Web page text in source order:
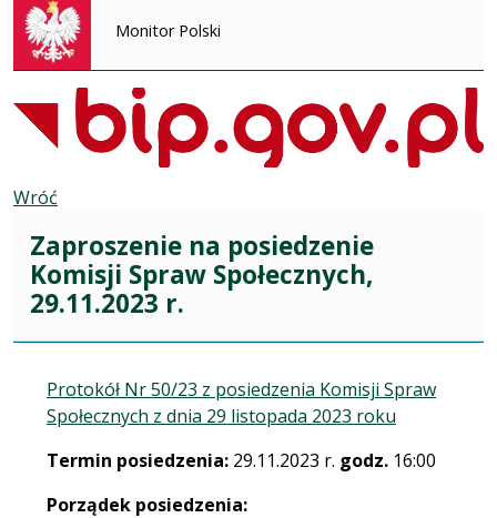
Monitor Polski
Wróć
Zaproszenie na posiedzenie
Komisji Spraw Społecznych,
29.11.2023 r.
Protokół Nr 50/23 z posiedzenia Komisji Spraw
Społecznych z dnia 29 listopada 2023 roku
Termin posiedzenia: 29.11.2023 r. godz. 16:00
Porządek posiedzenia: